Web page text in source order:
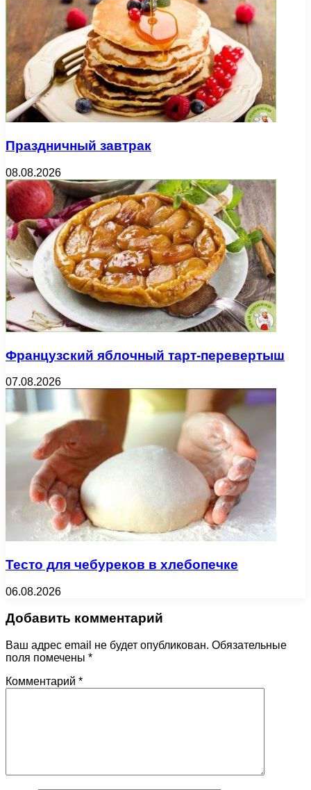
Праздничный завтрак
08.08.2026
Французский яблочный тарт-перевертыш
07.08.2026
Тесто для чебуреков в хлебопечке
06.08.2026
Добавить комментарий
Ваш адрес email не будет опубликован. Обязательные
поля помечены *
Комментарий *